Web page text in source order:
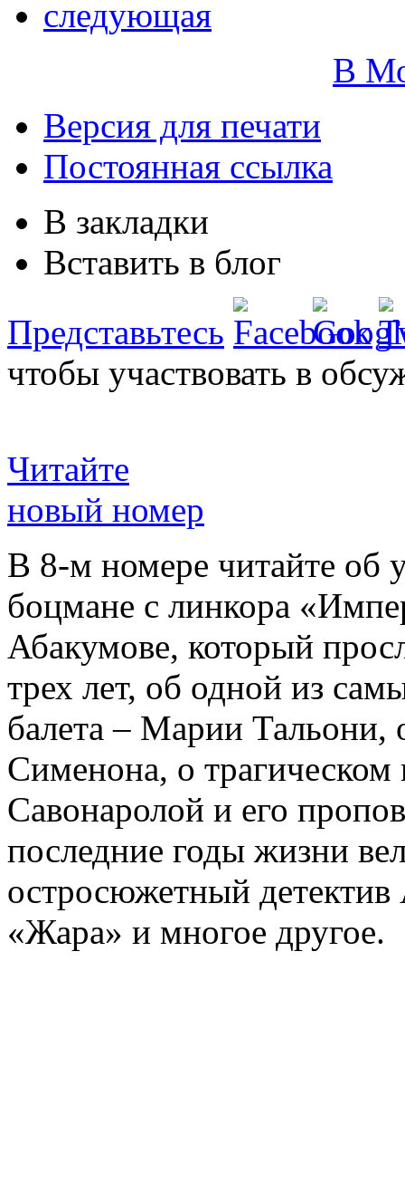
следующая
В
Версия для печати
Постоянная ссылка
В закладки
Вставить в блог
Представьтесь
чтобы участвовать в
Читайте
новый номер
В 8-м номере читайте об
боцмане с линкора
Абакумове, который
трех лет, об одной из
балета – Марии
Сименона, о трагическом
Савонаролой и его
последние годы жизни
остросюжетный детектив
«Жара» и многое другое.